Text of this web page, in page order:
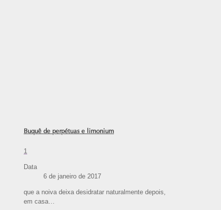
Buquê de perpétuas e limonium
1
Data
6 de janeiro de 2017
que a noiva deixa desidratar naturalmente depois,
em casa…